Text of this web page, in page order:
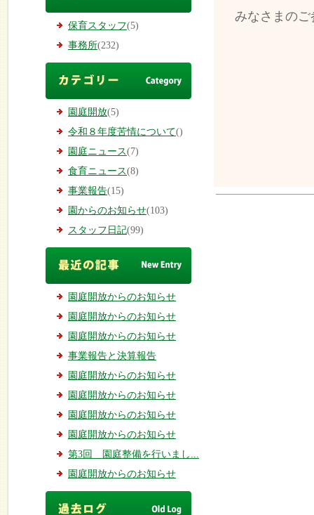
保育スタッフ(5)
事務所(232)
園庭開放(5)
令和８年度苦情について()
園庭ニュース(7)
食育ニュース(8)
事業報告(15)
園からのお知らせ(103)
スタッフ日記(99)
園庭開放からのお知らせ
園庭開放からのお知らせ
園庭開放からのお知らせ
事業報告と決算報告
園庭開放からのお知らせ
園庭開放からのお知らせ
園庭開放からのお知らせ
園庭開放からのお知らせ
第3回 園庭整備を行いまし...
園庭開放からのお知らせ
みなさまの